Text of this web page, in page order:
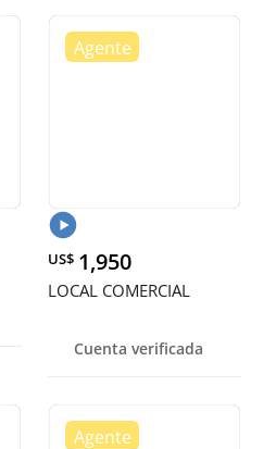
US$ 1,950
LOCAL COMERCIAL
Cuenta verificada